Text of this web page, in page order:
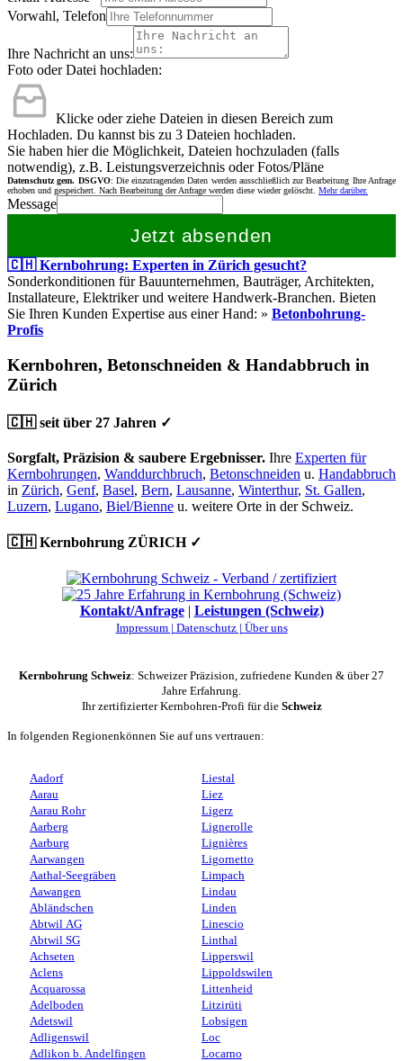
Vorwahl, Telefon
Ihre Nachricht an uns:
Foto oder Datei hochladen:
Klicke oder ziehe Dateien in diesen Bereich zum
Hochladen. Du kannst bis zu 3 Dateien hochladen.
Sie haben hier die Möglichkeit, Dateien hochzuladen (falls
notwendig), z.B. Leistungsverzeichnis oder Fotos/Pläne
Datenschutz gem. DSGVO: Die einzutragenden Daten werden ausschließlich zur Bearbeitung Ihre Anfrage
erhoben und gespeichert. Nach Bearbeitung der Anfrage werden diese wieder gelöscht. Mehr darüber.
Message
Jetzt absenden
🇨🇭 Kernbohrung: Experten in Zürich gesucht?
Sonderkonditionen für Bauunternehmen, Bauträger, Architekten,
Installateure, Elektriker und weitere Handwerk-Branchen. Bieten
Sie Ihren Kunden Expertise aus einer Hand: » Betonbohrung-
Profis
Kernbohren, Betonschneiden & Handabbruch in
Zürich
🇨🇭 seit über 27 Jahren ✓
Sorgfalt, Präzision & saubere Ergebnisser. Ihre Experten für
Kernbohrungen, Wanddurchbruch, Betonschneiden u. Handabbruch
in Zürich, Genf, Basel, Bern, Lausanne, Winterthur, St. Gallen,
Luzern, Lugano, Biel/Bienne u. weitere Orte in der Schweiz.
🇨🇭 Kernbohrung ZÜRICH ✓
Kontakt/Anfrage| Leistungen (Schweiz)
Impressum | Datenschutz | Über uns
Kernbohrung Schweiz: Schweizer Präzision, zufriedene Kunden & über 27
Jahre Erfahrung.
Ihr zertifizierter Kernbohren-Profi für die Schweiz
In folgenden Regionenkönnen Sie auf uns vertrauen:
Aadorf
Aarau
Aarau Rohr
Aarberg
Aarburg
Aarwangen
Aathal-Seegräben
Aawangen
Abländschen
Abtwil AG
Abtwil SG
Achseten
Aclens
Acquarossa
Adelboden
Adetswil
Adligenswil
Adlikon b. Andelfingen
Liestal
Liez
Ligerz
Lignerolle
Lignières
Ligornetto
Limpach
Lindau
Linden
Linescio
Linthal
Lipperswil
Lippoldswilen
Littenheid
Litzirüti
Lobsigen
Loc
Locarno